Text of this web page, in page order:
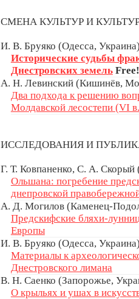
СМЕНА КУЛЬТУР И
И. В. Бруяко (Одесса,
Исторические судьбы
Днестровских земель Free!
А. Н. Левинский (Кишинёв,
Два подхода к решению
Молдавской лесостепи (VI
ИССЛЕДОВАНИЯ И
Г. Т. Ковпаненко, С. А. Скорый
Ольшана: погребение
днепровской
А. Д. Могилов (Каменец-
Предскифские бляхи-
Европы
И. В. Бруяко (Одесса,
Материалы к
Днестровского лимана
В. Н. Саенко (Запорожье,
О крыльях и ушах в